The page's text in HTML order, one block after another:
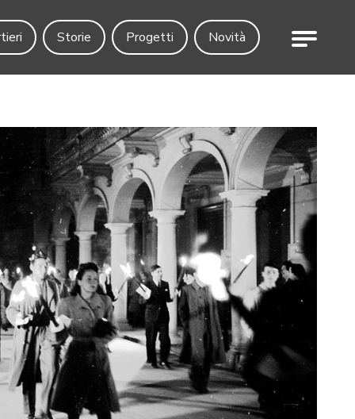
Storie Progetti Novità Menu